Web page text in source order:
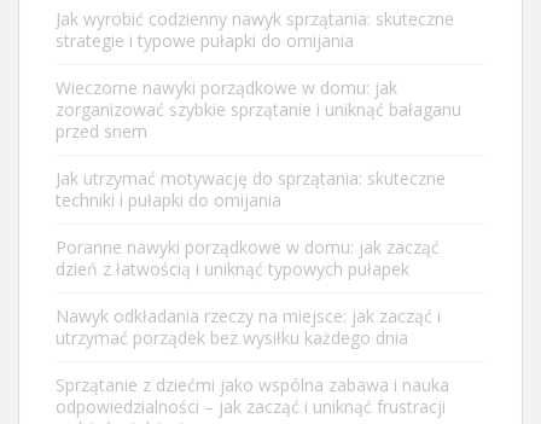
Jak wyrobić codzienny nawyk sprzątania: skuteczne
strategie i typowe pułapki do omijania
Wieczorne nawyki porządkowe w domu: jak
zorganizować szybkie sprzątanie i uniknąć bałaganu
przed snem
Jak utrzymać motywację do sprzątania: skuteczne
techniki i pułapki do omijania
Poranne nawyki porządkowe w domu: jak zacząć
dzień z łatwością i uniknąć typowych pułapek
Nawyk odkładania rzeczy na miejsce: jak zacząć i
utrzymać porządek bez wysiłku każdego dnia
Sprzątanie z dziećmi jako wspólna zabawa i nauka
odpowiedzialności – jak zacząć i uniknąć frustracji